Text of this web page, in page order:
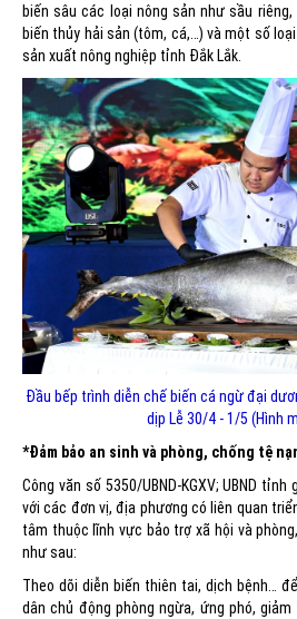
biến sâu các loại nông sản như sầu
biến thủy hải sản (tôm, cá,…) và một số
sản xuất nông nghiệp tỉnh Đắk Lắk.
Đầu bếp trình diễn chế biến cá ngừ đại
dịp Lễ 30/4 - 1/5 (Hình
*Đảm bảo an sinh và phòng, chống tệ
Công văn số 5350/UBND-KGXV; UBND
với các đơn vị, địa phương có liên quan
tâm thuộc lĩnh vực bảo trợ xã hội và
như sau:
Theo dõi diễn biến thiên tai, dịch bệnh…
dân chủ động phòng ngừa, ứng phó,